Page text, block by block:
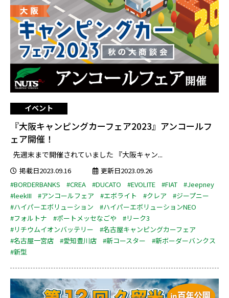
イベント
『大阪キャンピングカーフェア2023』アンコールフ
ェア開催！
先週末まで開催されていました 『大阪キャン...
掲載日2023.09.16
更新日2023.09.26
#BORDERBANKS
#CREA #DUCATO #EVOLITE #FIAT
#Jeepney
#leekIII
#アンコールフェア #エボライト #クレア
#ジープニー
#ハイパーエボリューション
#ハイパーエボリューションNEO
#フォルトナ
#ポートメッセなごや
#リーク3
#リチウムイオンバッテリー
#名古屋キャンピングカーフェア
#名古屋一宮店
#愛知豊川店 #新コースター
#新ボーダーバンクス
#新型